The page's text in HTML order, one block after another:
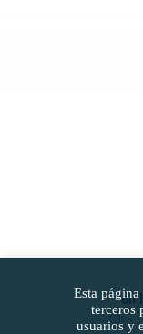
en
Esta
terceros
usuarios y